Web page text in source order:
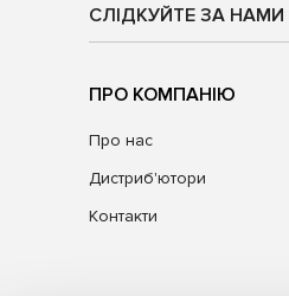
СЛІДКУЙТЕ ЗА НАМИ
ПРО КОМПАНІЮ
Про нас
Дистриб'ютори
Контакти